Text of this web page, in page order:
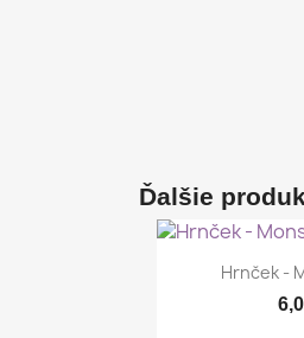
Ďalšie

Hrnček -